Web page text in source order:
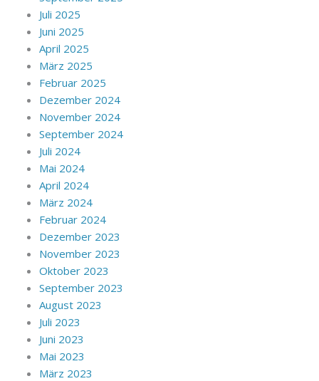
Juli 2025
Juni 2025
April 2025
März 2025
Februar 2025
Dezember 2024
November 2024
September 2024
Juli 2024
Mai 2024
April 2024
März 2024
Februar 2024
Dezember 2023
November 2023
Oktober 2023
September 2023
August 2023
Juli 2023
Juni 2023
Mai 2023
März 2023